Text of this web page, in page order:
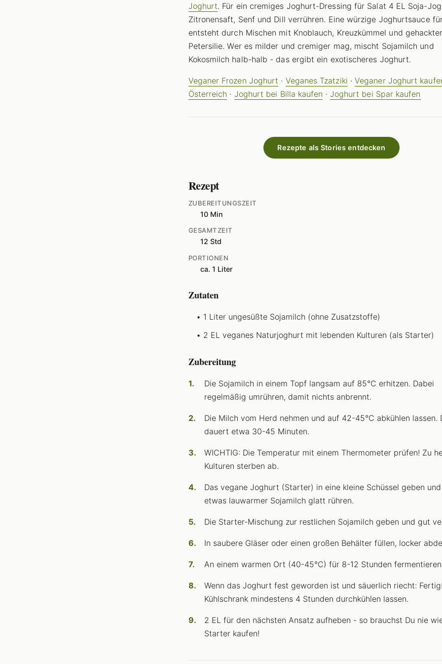
Joghurt. Für ein cremiges Joghurt-Dressing für Salat 4 EL Soja-
Zitronensaft, Senf und Dill verrühren. Eine würzige Joghurtsauce
entsteht durch Mischen mit Knoblauch, Kreuzkümmel und
Petersilie. Wer es milder und cremiger mag, mischt Sojamilch und
Kokosmilch halb-halb - das ergibt ein exotischeres Joghurt.
Veganer Frozen Joghurt · Veganes Tzatziki ·Veganer Joghurt
Österreich · Joghurt bei Billa kaufen · Joghurt bei Spar kaufen
Rezepte als Stories entdecken
Rezept
ZUBEREITUNGSZEIT
10 Min
GESAMTZEIT
12 Std
PORTIONEN
ca. 1 Liter
Zutaten
1 Liter ungesüßte Sojamilch (ohne Zusatzstoffe)
2 EL veganes Naturjoghurt mit lebenden Kulturen (als Starter)
Zubereitung
Die Sojamilch in einem Topf langsam auf 85°C erhitzen. Dabei
regelmäßig umrühren, damit nichts anbrennt.
Die Milch vom Herd nehmen und auf 42-45°C abkühlen lassen.
dauert etwa 30-45 Minuten.
WICHTIG: Die Temperatur mit einem Thermometer prüfen! Zu
Kulturen sterben ab.
Das vegane Joghurt (Starter) in eine kleine Schüssel geben
etwas lauwarmer Sojamilch glatt rühren.
Die Starter-Mischung zur restlichen Sojamilch geben und gut
In saubere Gläser oder einen großen Behälter füllen, locker
An einem warmen Ort (40-45°C) für 8-12 Stunden
Wenn das Joghurt fest geworden ist und säuerlich riecht:
Kühlschrank mindestens 4 Stunden durchkühlen lassen.
2 EL für den nächsten Ansatz aufheben - so brauchst Du nie
Starter kaufen!